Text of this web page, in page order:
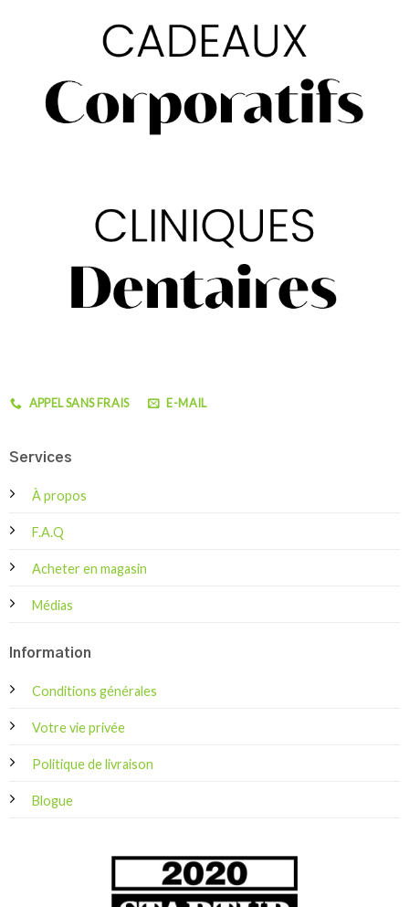
APPEL SANS FRAIS E-MAIL
Services
À propos
F.A.Q
Acheter en magasin
Médias
Information
Conditions générales
Votre vie privée
Politique de livraison
Blogue